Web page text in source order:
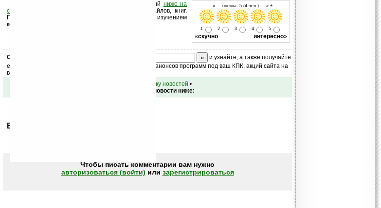
- « оценка: 5 (4 чел.) » +
1 2 3 4 5
«скучно интересно»
Оцените новость и оставьте свой комментарий ниже на
странице
на рассылку новостей, файлов, книг.
Поддержите Ладошки своей посещаемостью, изучением
коммерческой информации, ссылками.
Скоро
и узнайте, а также получайте
ежедневный или еженедельный дайджест новостей, анонсов программ под ваш КПК, акций сайта на
ваш почтовый ящик.
вернуться к списку новостей •
Обсуждение этой новости ниже:
Ваше мнение будет первым.
Чтобы писать комментарии вам нужно
авторизоваться (войти) или зарегистрироваться